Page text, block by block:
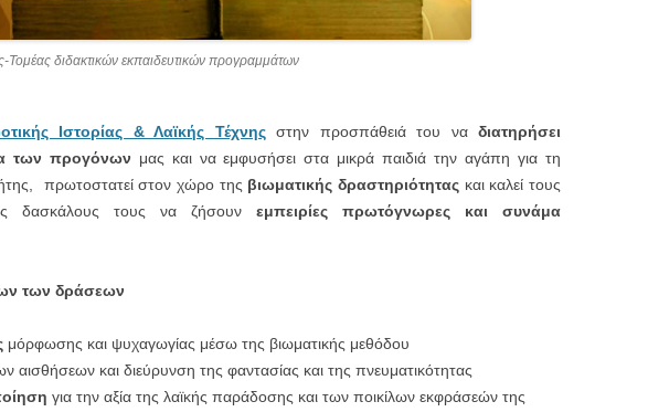
Τομέας διδακτικών εκπαιδευτικών προγραμμάτων
Ιστορίας & Λαϊκής Τέχνηςστην προσπάθειά του να διατηρήσει
των προγόνων μας και να εμφυσήσει στα μικρά παιδιά την αγάπη για τη
πρωτοστατεί στον χώρο της βιωματικής δραστηριότητας και καλεί τους
δασκάλους τους να ζήσουν εμπειρίες πρωτόγνωρες και συνάμα
των δράσεων
μόρφωσης και ψυχαγωγίας μέσω της βιωματικής μεθόδου
αισθήσεων και διεύρυνση της φαντασίας και της πνευματικότητας
για την αξία της λαϊκής παράδοσης και των ποικίλων εκφράσεών της